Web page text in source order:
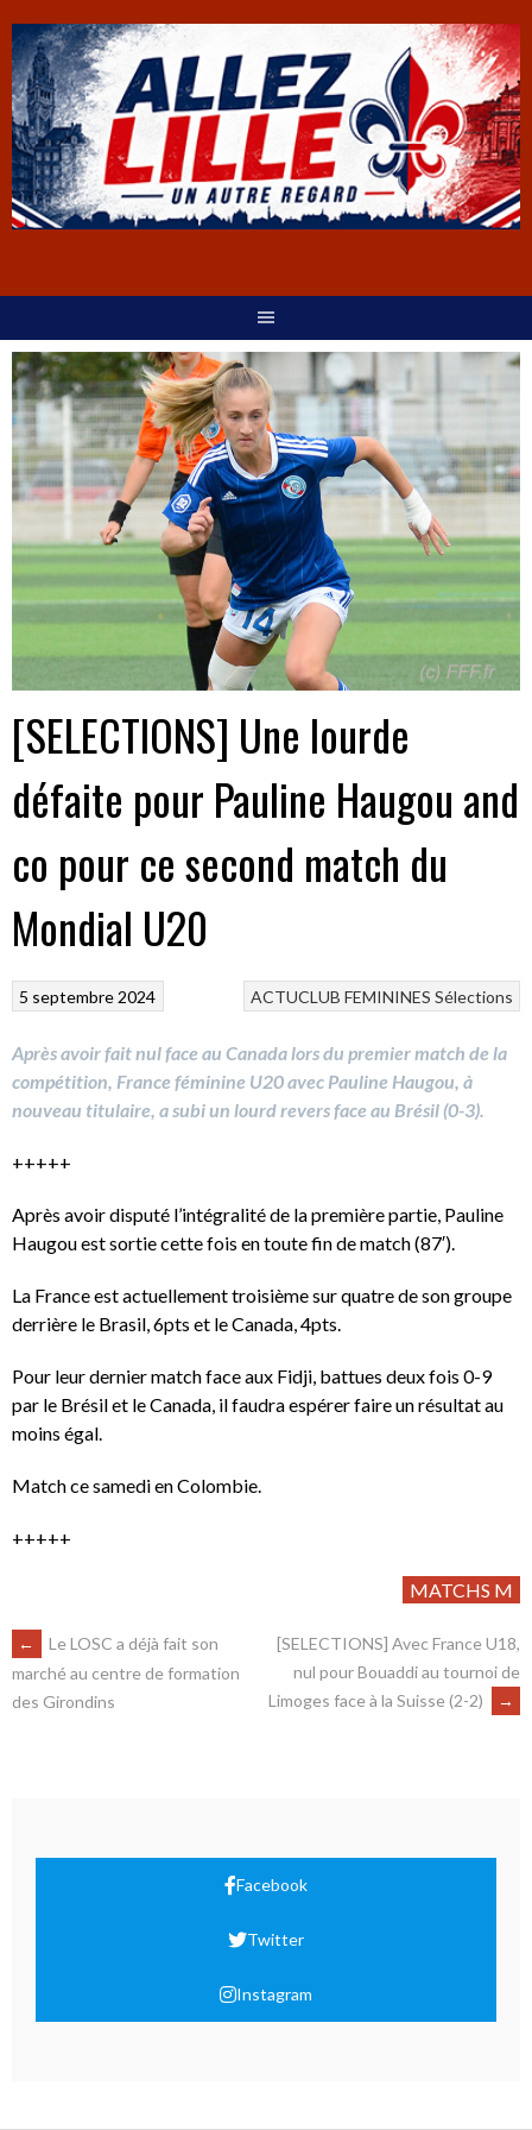
[SELECTIONS] Une lourde
défaite pour Pauline Haugou and
co pour ce second match du
Mondial U20
ACTUCLUB FEMININES Sélections
5 septembre 2024
Après avoir fait nul face au Canada lors du premier match de la
compétition, France féminine U20 avec Pauline Haugou, à
nouveau titulaire, a subi un lourd revers face au Brésil (0-3).
+++++
Après avoir disputé l’intégralité de la première partie, Pauline
Haugou est sortie cette fois en toute fin de match (87′).
La France est actuellement troisième sur quatre de son groupe
derrière le Brasil, 6pts et le Canada, 4pts.
Pour leur dernier match face aux Fidji, battues deux fois 0-9
par le Brésil et le Canada, il faudra espérer faire un résultat au
moins égal.
Match ce samedi en Colombie.
+++++
MATCHS M
←
Le LOSC a déjà fait son
marché au centre de formation
des Girondins
[SELECTIONS] Avec France U18,
nul pour Bouaddi au tournoi de
Limoges face à la Suisse (2-2)
→
Facebook
Twitter
Instagram